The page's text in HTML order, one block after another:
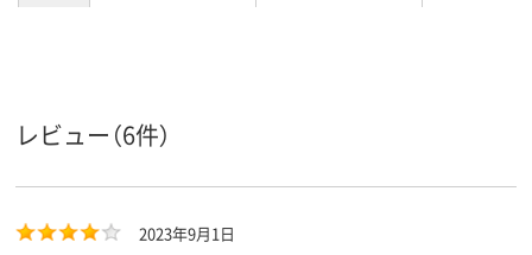
レビュー（6件）
2023年9月1日